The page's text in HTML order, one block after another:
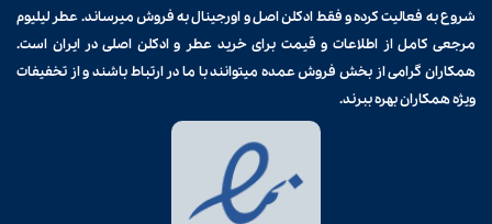
شروع به فعالیت کرده و فقط ادکلن اصل و اورجینال به فروش میرساند. عطر لیلیوم
مرجعی کامل از اطلاعات و قیمت برایخرید عطر و ادکلن اصلی در ایران است.
همکاران گرامی از بخش فروش عمده میتوانند با ما در ارتباط باشند و از تخفیفات
ویژه همکاران بهره ببرند.